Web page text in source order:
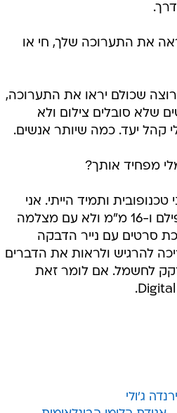
את התערוכה שלך, חי או
שכולם יראו את התערוכה,
שלא סובלים צילום ולא
לי קהל יעד. כמה שיותר אנשים.
מפחיד אותך?
ותמיד הייתי. אני
עדיין עובדת עם פילם ו-16 מ"מ ולא עם מצלמה
סרטים עם נייר הדבקה
להרגיש ולראות את הדברים
לחשמל. אם לומר זאת
ג'ולי